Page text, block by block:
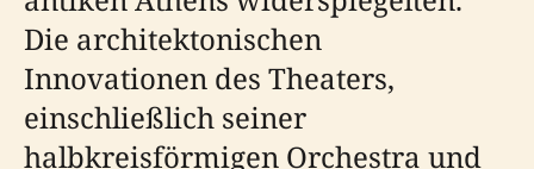
Die architektonischen
Innovationen des Theaters,
einschließlich seiner
halbkreisförmigen Orchestra und